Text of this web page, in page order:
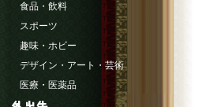
食品・飲料
スポーツ
趣味・ホビー
デザイン・アート・芸術
医療・医薬品